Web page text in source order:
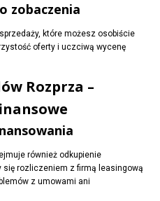
zobaczenia
które możesz osobiście
oferty i uczciwą wycenę
Rozprza –
również odkupienie
rozliczeniem z firmą leasingową
z umowami ani